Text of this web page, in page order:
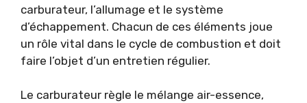
carburateur, l’allumage et le système
d’échappement. Chacun de ces éléments joue
un rôle vital dans le cycle de combustion et doit
faire l’objet d’un entretien régulier.
Le carburateur règle le mélange air-essence,